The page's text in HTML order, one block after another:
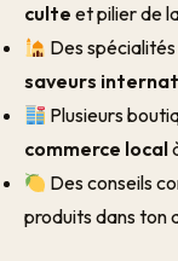
culte et pilier de
Des
saveurs
Plusieurs
commerce local
Des conseils
produits dans ton